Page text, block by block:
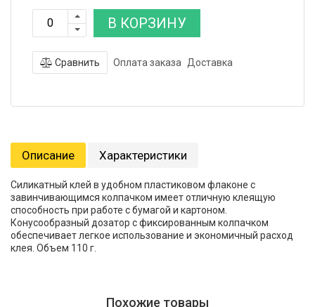
В КОРЗИНУ
Сравнить Оплата заказа Доставка
Описание Характеристики
Силикатный клей в удобном пластиковом флаконе с
завинчивающимся колпачком имеет отличную клеящую
способность при работе с бумагой и картоном.
Конусообразный дозатор с фиксированным колпачком
обеспечивает легкое использование и экономичный расход
клея. Объем 110 г.
Похожие товары